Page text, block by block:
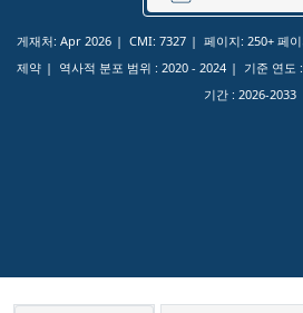
게재처: Apr 2026 CMI: 7327 페이지: 250+ 페
제약
역사적 분포 범위 : 2020 - 2024 기준 연도 :
기간 : 2026-2033